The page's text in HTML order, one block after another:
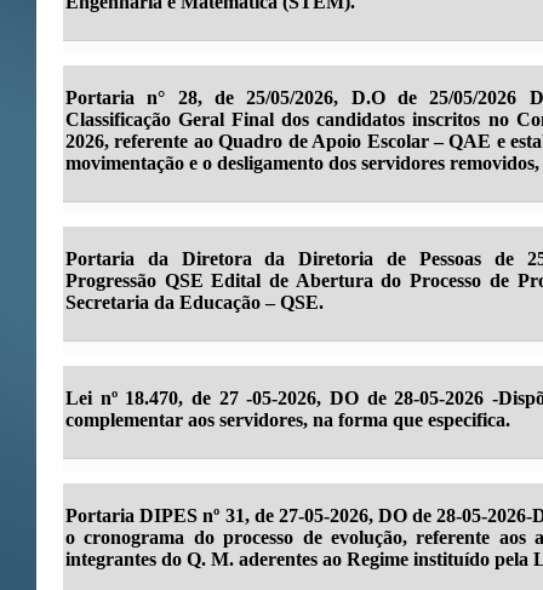
Portaria n° 28, de 25/05/2026, D.O de 25/05/2026
Classificação Geral Final dos candidatos inscritos no
2026, referente ao Quadro de Apoio Escolar – QAE e
movimentação e o desligamento dos servidores
Portaria da Diretora da Diretoria de Pessoas de
Progressão QSE Edital de Abertura do Processo de
Secretaria da Educação – QSE.
Lei nº 18.470, de 27 -05-2026, DO de 28-05-2026 -
complementar aos servidores, na forma que especifica.
Portaria DIPES nº 31, de 27-05-2026, DO de 28-05-2026-
o cronograma do processo de evolução, referente aos
integrantes do Q. M. aderentes ao Regime instituído pela